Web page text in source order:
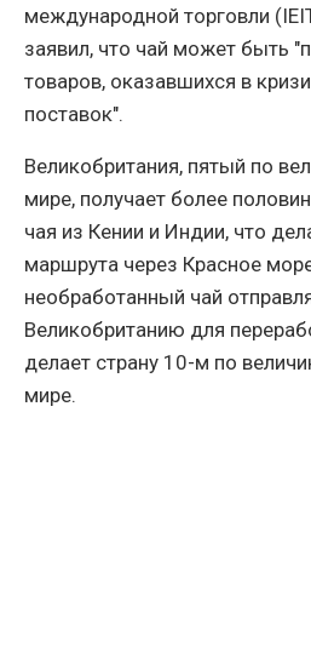
международной торговли
заявил, что чай может быть
товаров, оказавшихся в
поставок".
Великобритания, пятый по
мире, получает более
чая из Кении и Индии, что
маршрута через Красное
необработанный чай
Великобританию для
делает страну 10-м по
мире.